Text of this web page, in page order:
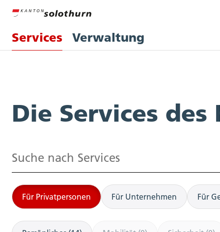
Services Verwaltung
Die Services des
Suchen
Für Privatpersonen Für Unternehmen Für